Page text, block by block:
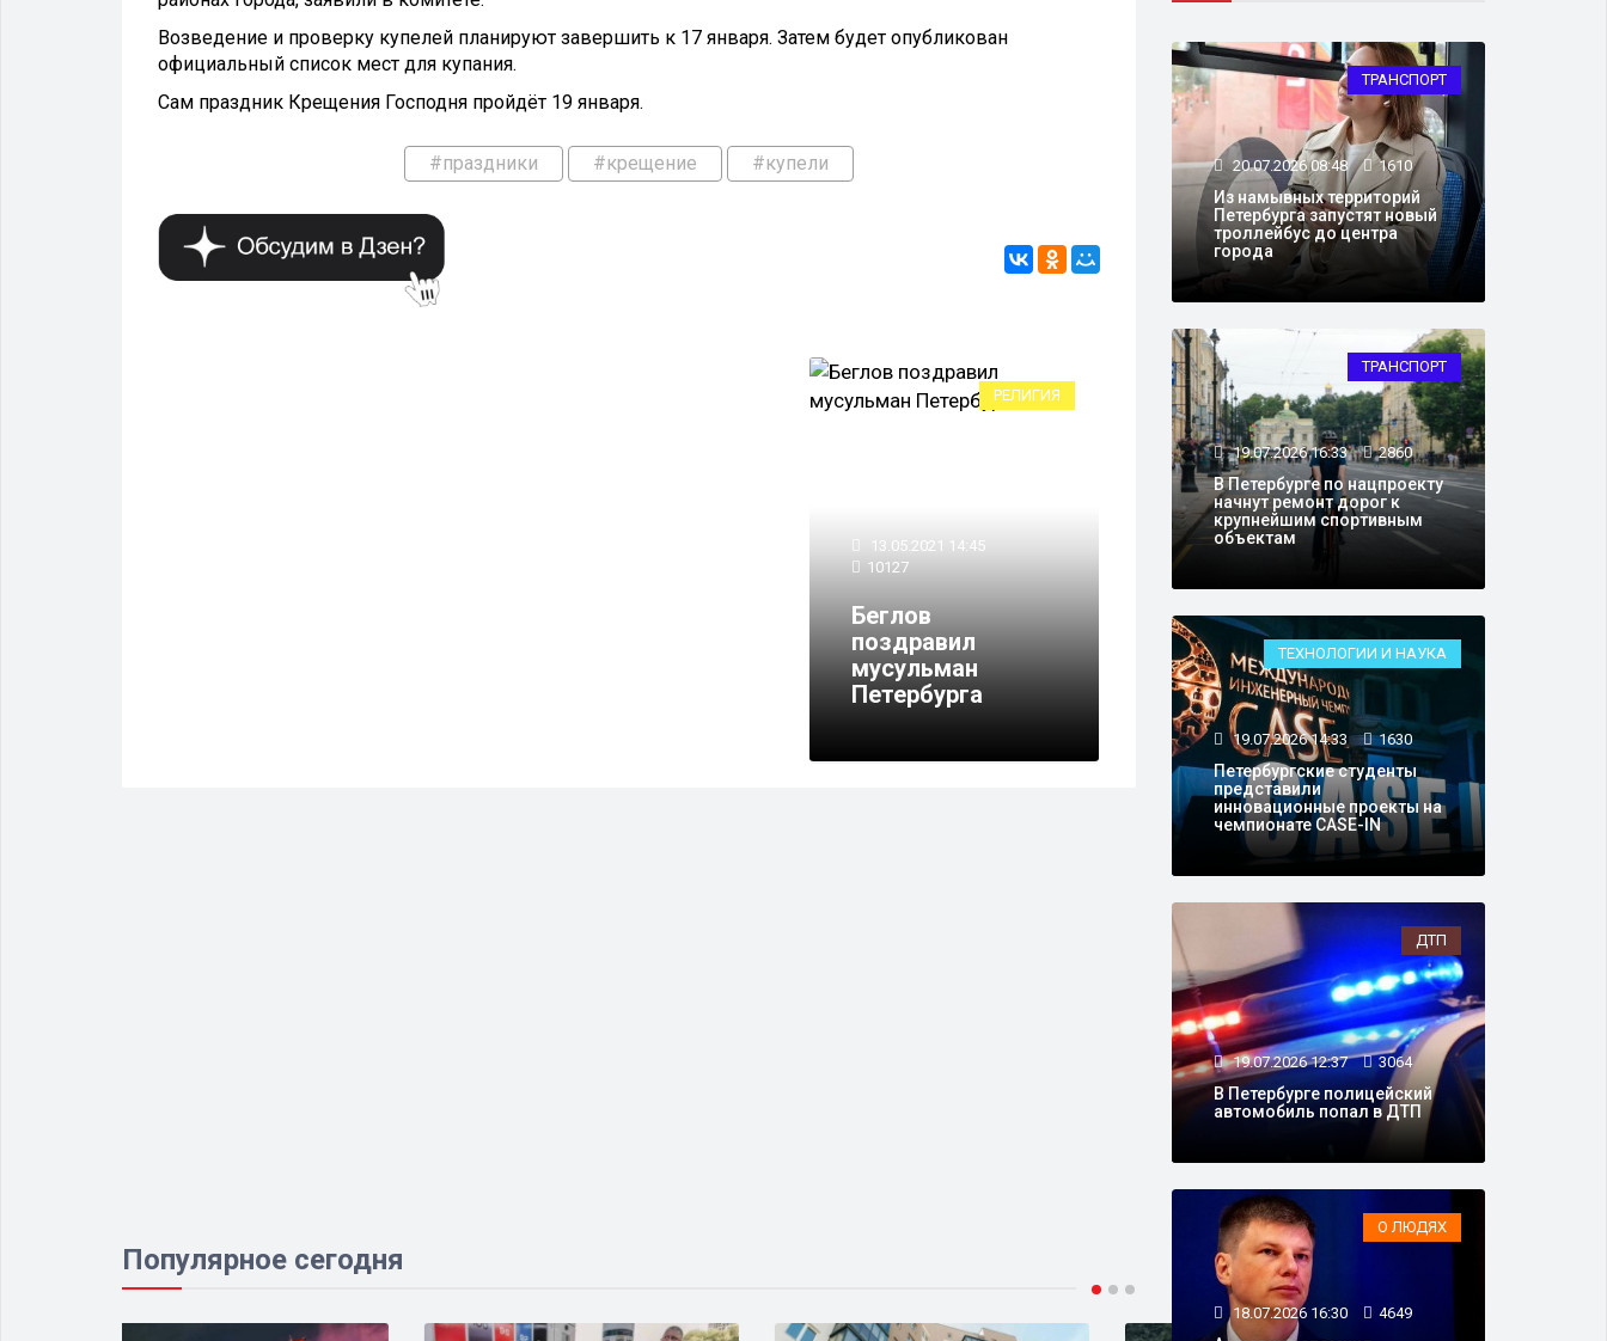
Возведение и проверку купелей планируют завершить к 17 января. Затем будет опубликован
официальный список мест для купания.
Сам праздник Крещения Господня пройдёт 19 января.
#праздники #крещение #купели
РЕЛИГИЯ
13.05.2021 14:45
10127
Беглов
поздравил
мусульман
Петербурга
Популярное сегодня
ТРАНСПОРТ
20.07.2026 08:48 1610
Из намывных территорий
Петербурга запустят новый
троллейбус до центра
города
ТРАНСПОРТ
19.07.2026 16:33 2860
В Петербурге по нацпроекту
начнут ремонт дорог к
крупнейшим спортивным
объектам
ТЕХНОЛОГИИ И НАУКА
19.07.2026 14:33 1630
Петербургские студенты
представили
инновационные проекты на
чемпионате CASE-IN
ДТП
19.07.2026 12:37 3064
В Петербурге полицейский
автомобиль попал в ДТП
О ЛЮДЯХ
18.07.2026 16:30 4649